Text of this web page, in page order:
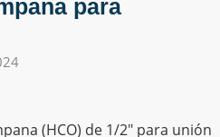
para
(HCO) de 1/2″ para unión